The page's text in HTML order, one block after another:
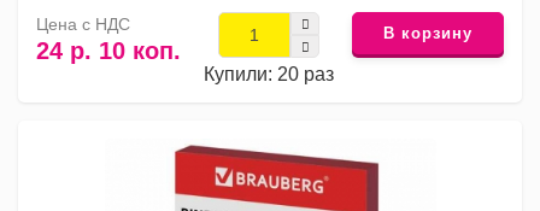
Цена с НДС
24 р. 10 коп.
Купили: 20 раз
В корзину